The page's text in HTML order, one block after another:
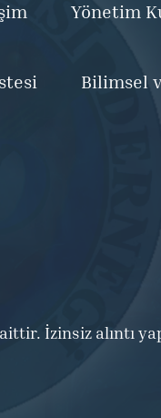
Yönetim
Bilimsel
İzinsiz alıntı